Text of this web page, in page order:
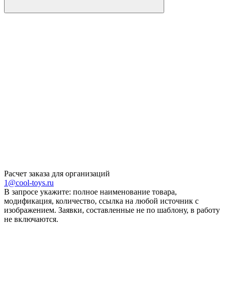
Расчет заказа для организаций
1@cool-toys.ru
В запросе укажите: полное наименование товара,
модификация, количество, ссылка на любой источник с
изображением. Заявки, составленные не по шаблону, в работу
не включаются.